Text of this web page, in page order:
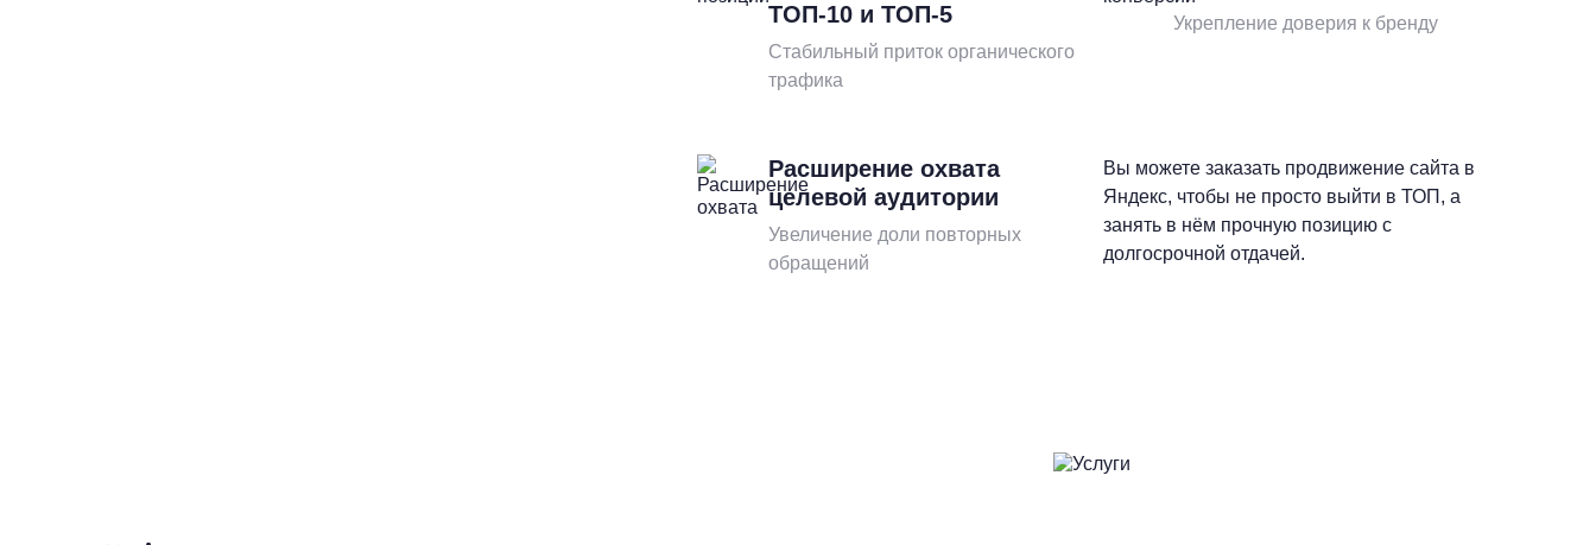
ТОП-10 и ТОП-5
Стабильный приток органического
трафика
Укрепление доверия к бренду
Расширение охвата
целевой аудитории
Увеличение доли повторных
обращений
Вы можете заказать продвижение сайта в
Яндекс, чтобы не просто выйти в ТОП, а
занять в нём прочную позицию с
долгосрочной отдачей.